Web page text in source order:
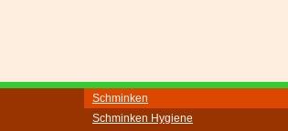
Schminken
Schminken Hygiene